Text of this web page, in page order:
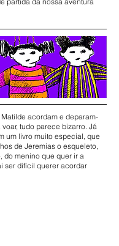
acordam e deparam-
tudo parece bizarro. Já
um livro muito especial, que
de Jeremias o esqueleto,
do menino que quer ir a
ser difícil querer acordar